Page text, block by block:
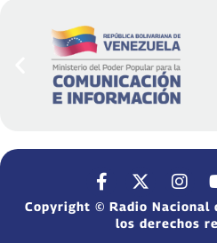
Copyright © Radio Nacional
los derechos